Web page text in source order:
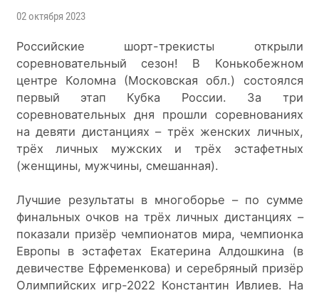
02 октября 2023
Российские шорт-трекисты открыли
соревновательный сезон! В Конькобежном
центре Коломна (Московская обл.) состоялся
первый этап Кубка России. За три
соревновательных дня прошли соревнованиях
на девяти дистанциях – трёх женских личных,
трёх личных мужских и трёх эстафетных
(женщины, мужчины, смешанная).
Лучшие результаты в многоборье – по сумме
финальных очков на трёх личных дистанциях –
показали призёр чемпионатов мира, чемпионка
Европы в эстафетах Екатерина Алдошкина (в
девичестве Ефременкова) и серебряный призёр
Олимпийских игр-2022 Константин Ивлиев. На